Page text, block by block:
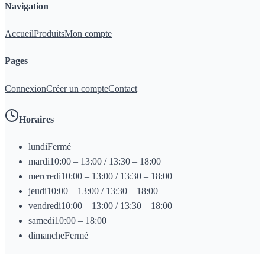
Navigation
AccueilProduitsMon compte
Pages
ConnexionCréer un compteContact
Horaires
lundiFermé
mardi10:00 – 13:00 / 13:30 – 18:00
mercredi10:00 – 13:00 / 13:30 – 18:00
jeudi10:00 – 13:00 / 13:30 – 18:00
vendredi10:00 – 13:00 / 13:30 – 18:00
samedi10:00 – 18:00
dimancheFermé